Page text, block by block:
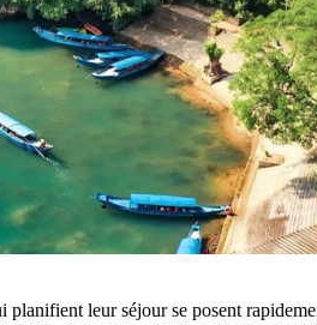
leur séjour‎ se‎ posent